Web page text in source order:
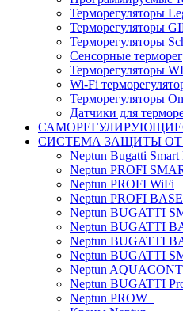
Терморегуляторы
Терморегуляторы
Терморегуляторы
Сенсорные
Терморегуляторы
Wi-Fi
Терморегуляторы
Датчики для
СИСТЕМА ЗАЩИТЫ ОТ
Neptun Bugatti Smart
Neptun PROFI
Neptun PROFI WiFi
Neptun PROFI BASE
Neptun BUGATTI
Neptun BUGATTI
Neptun BUGATTI
Neptun BUGATTI
Neptun
Neptun BUGATTI
Neptun PROW+